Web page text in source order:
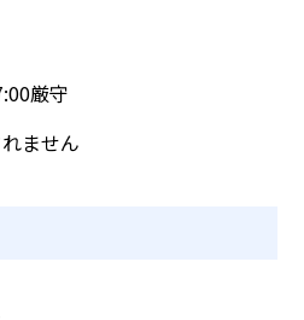
厳守
ません